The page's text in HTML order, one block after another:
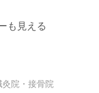
も見える
灸院・接骨院